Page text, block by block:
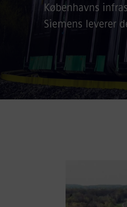
Københavns
Siemens leverer